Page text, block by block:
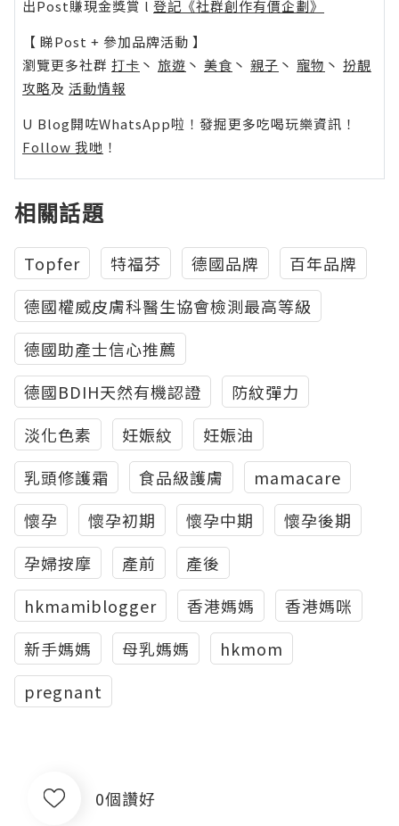
出Post賺現金獎賞 l 登記《社群創作有價企劃》
【 睇Post + 參加品牌活動 】
瀏覽更多社群 打卡 丶 旅遊 丶 美食 丶 親子 丶 寵物 丶 扮靚
攻略及 活動情報
U Blog開咗WhatsApp啦！發掘更多吃喝玩樂資訊！
Follow 我哋 ！
相關話題
Topfer 特福芬 德國品牌
百年品牌
德國權威皮膚科醫生協會檢測最高等級
德國助產士信心推薦
德國BDIH天然有機認證
防紋彈力
淡化色素
妊娠紋
妊娠油
乳頭修護霜
食品級護膚
mamacare
懷孕
懷孕初期 懷孕中期
懷孕後期
孕婦按摩
產前
產後
hkmamiblogger
香港媽媽
香港媽咪
新手媽媽
母乳媽媽
hkmom
pregnant
0個讚好